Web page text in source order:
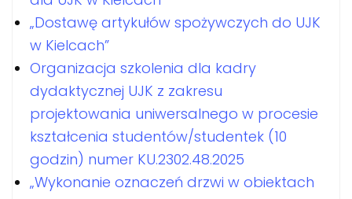
„Dostawę artykułów spożywczych do UJK
w Kielcach”
Organizacja szkolenia dla kadry
dydaktycznej UJK z zakresu
projektowania uniwersalnego w procesie
kształcenia studentów/studentek (10
godzin) numer KU.2302.48.2025
„Wykonanie oznaczeń drzwi w obiektach